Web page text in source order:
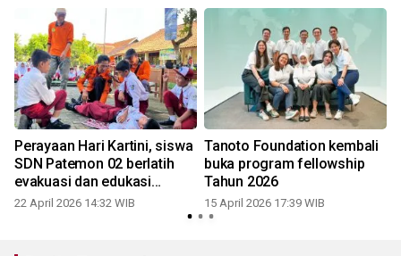
Perayaan Hari Kartini, siswa
SDN Patemon 02 berlatih
evakuasi dan edukasi
hadapi ular
22 April 2026 14:32 WIB
Tanoto Foundation kembali
buka program fellowship
Tahun 2026
15 April 2026 17:39 WIB